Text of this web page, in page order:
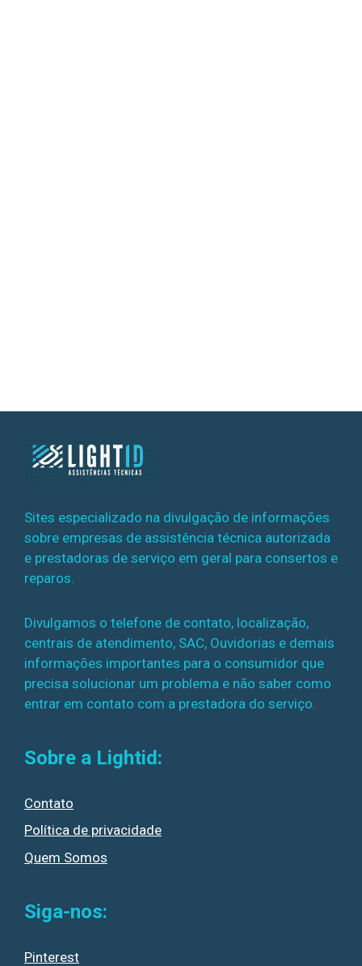
Sites especializado na divulgação de informações
sobre empresas de assistência técnica autorizada
e prestadoras de serviço em geral para consertos e
reparos.
Divulgamos o telefone de contato, localização,
centrais de atendimento, SAC, Ouvidorias e demais
informações importantes para o consumidor que
precisa solucionar um problema e não saber como
entrar em contato com a prestadora do serviço.
Sobre a Lightid:
Contato
Política de privacidade
Quem Somos
Siga-nos:
Pinterest